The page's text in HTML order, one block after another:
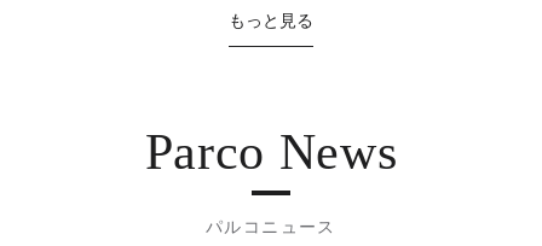
もっと見る
Parco News
パルコニュース